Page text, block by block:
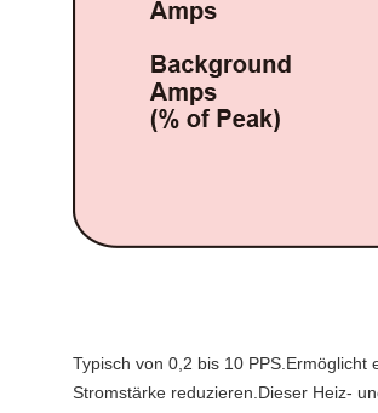
Typisch von 0,2 bis 10
Stromstärke reduzieren.Dieser Heiz-